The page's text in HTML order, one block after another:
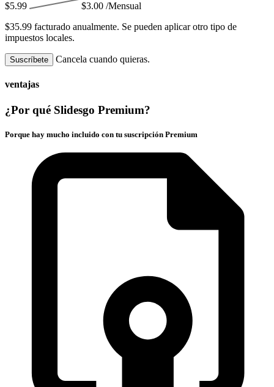
$5.99 $3.00 /Mensual
$35.99 facturado anualmente. Se pueden aplicar otro tipo de
impuestos locales.
Suscríbete Cancela cuando quieras.
ventajas
¿Por qué Slidesgo Premium?
Porque hay mucho incluido con tu suscripción Premium